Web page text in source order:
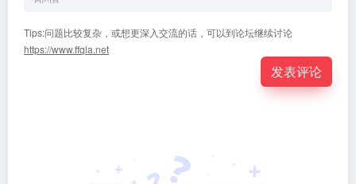
Tips:问题比较复杂，或想更深入交流的话，可以到论坛继续讨论
https://www.ffqla.net
发表评论